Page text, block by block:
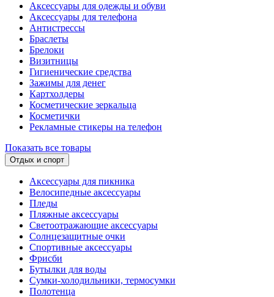
Аксессуары для одежды и обуви
Аксессуары для телефона
Антистрессы
Браслеты
Брелоки
Визитницы
Гигиенические средства
Зажимы для денег
Картхолдеры
Косметические зеркальца
Косметички
Рекламные стикеры на телефон
Показать все товары
Отдых и спорт
Аксессуары для пикника
Велосипедные аксессуары
Пледы
Пляжные аксессуары
Светоотражающие аксессуары
Солнцезащитные очки
Спортивные аксессуары
Фрисби
Бутылки для воды
Сумки-холодильники, термосумки
Полотенца